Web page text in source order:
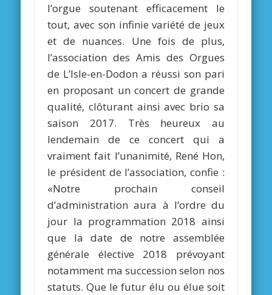
l’orgue soutenant efficacement le
tout, avec son infinie variété de jeux
et de nuances. Une fois de plus,
l’association des Amis des Orgues
de L’Isle-en-Dodon a réussi son pari
en proposant un concert de grande
qualité, clôturant ainsi avec brio sa
saison 2017. Très heureux au
lendemain de ce concert qui a
vraiment fait l’unanimité, René Hon,
le président de l’association, confie :
«Notre prochain conseil
d’administration aura à l’ordre du
jour la programmation 2018 ainsi
que la date de notre assemblée
générale élective 2018 prévoyant
notamment ma succession selon nos
statuts. Que le futur élu ou élue soit